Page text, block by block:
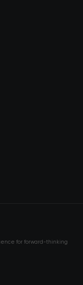
for forward-thinking